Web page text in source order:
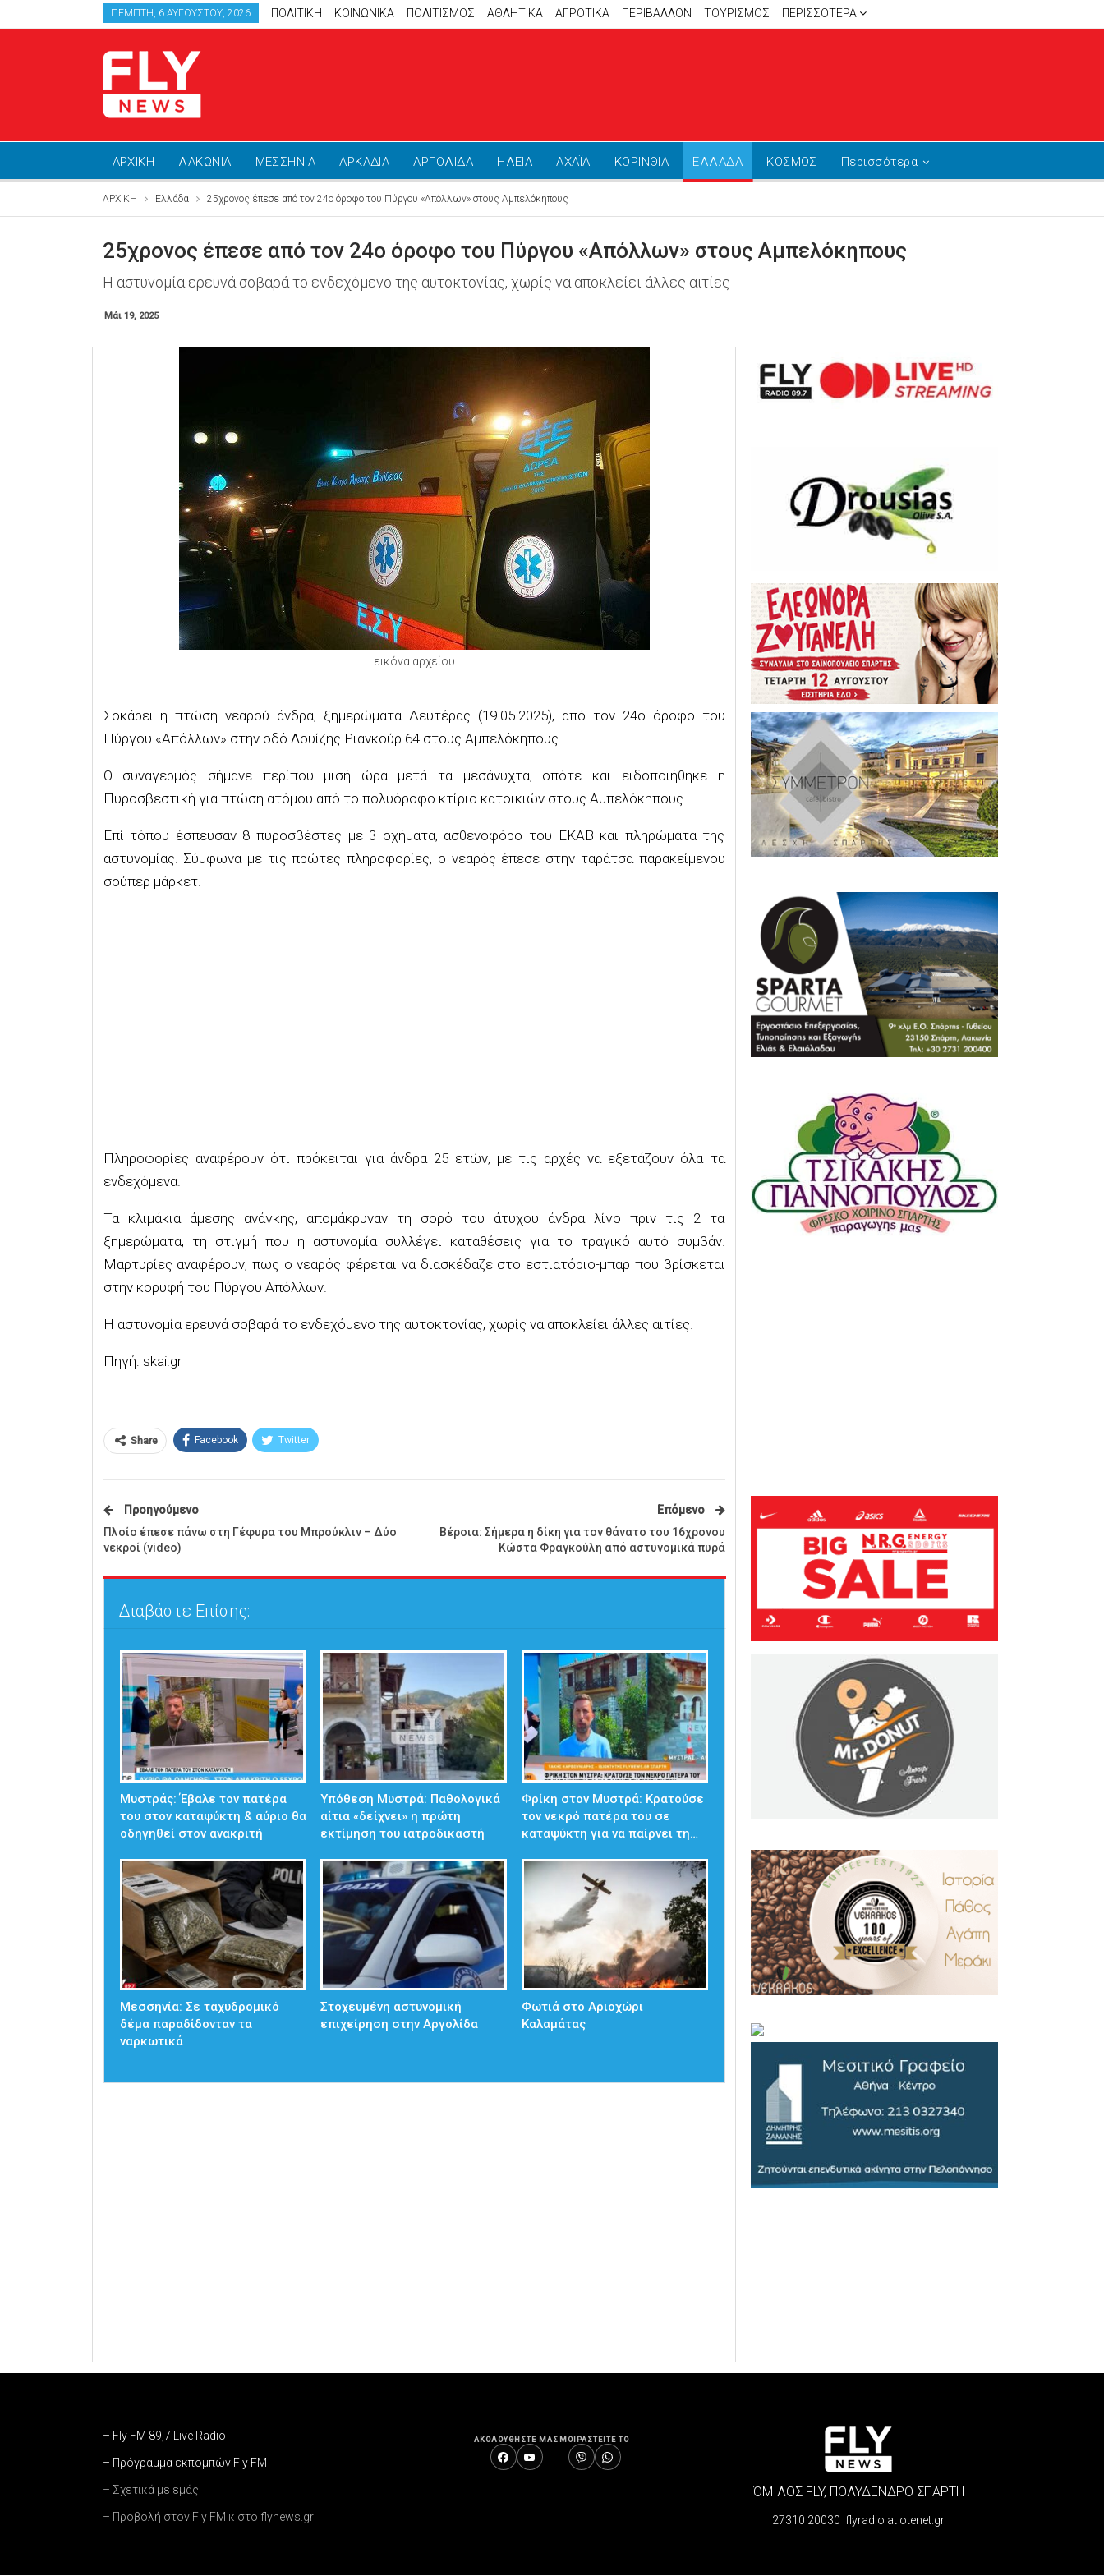
ΠΈΜΠΤΗ, 6 ΑΥΓΟΎΣΤΟΥ, 2026 ΠΟΛΙΤΙΚΗ ΚΟΙΝΩΝΙΚΑ ΠΟΛΙΤΙΣΜΟΣ ΑΘΛΗΤΙΚΆ ΑΓΡΟΤΙΚΑ ΠΕΡΙΒΑΛΛΟΝ ΤΟΥΡΙΣΜΟΣ ΠΕΡΙΣΣΌΤΕΡΑ
ΑΡΧΙΚΗ ΛΑΚΩΝΙΑ ΜΕΣΣΗΝΙΑ ΑΡΚΑΔΙΑ ΑΡΓΟΛΙΔΑ ΗΛΕΙΑ ΑΧΑΪΑ ΚΟΡΙΝΘΙΑ ΕΛΛΑΔΑ ΚΟΣΜΟΣ Περισσότερα
ΑΡΧΙΚΗ Ελλάδα 25χρονος έπεσε από τον 24ο όροφο του Πύργου «Απόλλων» στους Αμπελόκηπους
25χρονος έπεσε από τον 24ο όροφο του Πύργου «Απόλλων» στους Αμπελόκηπους
Η αστυνομία ερευνά σοβαρά το ενδεχόμενο της αυτοκτονίας, χωρίς να αποκλείει άλλες αιτίες
Μάι 19, 2025
εικόνα αρχείου
Σοκάρει η πτώση νεαρού άνδρα, ξημερώματα Δευτέρας (19.05.2025), από τον 24ο όροφο του
Πύργου «Απόλλων» στην οδό Λουίζης Ριανκούρ 64 στους Αμπελόκηπους.
Ο συναγερμός σήμανε περίπου μισή ώρα μετά τα μεσάνυχτα, οπότε και ειδοποιήθηκε η
Πυροσβεστική για πτώση ατόμου από το πολυόροφο κτίριο κατοικιών στους Αμπελόκηπους.
Επί τόπου έσπευσαν 8 πυροσβέστες με 3 οχήματα, ασθενοφόρο του ΕΚΑΒ και πληρώματα της
αστυνομίας. Σύμφωνα με τις πρώτες πληροφορίες, ο νεαρός έπεσε στην ταράτσα παρακείμενου
σούπερ μάρκετ.
Πληροφορίες αναφέρουν ότι πρόκειται για άνδρα 25 ετών, με τις αρχές να εξετάζουν όλα τα
ενδεχόμενα.
Τα κλιμάκια άμεσης ανάγκης, απομάκρυναν τη σορό του άτυχου άνδρα λίγο πριν τις 2 τα
ξημερώματα, τη στιγμή που η αστυνομία συλλέγει καταθέσεις για το τραγικό αυτό συμβάν.
Μαρτυρίες αναφέρουν, πως ο νεαρός φέρεται να διασκέδαζε στο εστιατόριο-μπαρ που βρίσκεται
στην κορυφή του Πύργου Απόλλων.
Η αστυνομία ερευνά σοβαρά το ενδεχόμενο της αυτοκτονίας, χωρίς να αποκλείει άλλες αιτίες.
Πηγή: skai.gr
Share Facebook Twitter
Προηγούμενο
Πλοίο έπεσε πάνω στη Γέφυρα του Μπρούκλιν – Δύο
νεκροί (video)
Επόμενο
Βέροια: Σήμερα η δίκη για τον θάνατο του 16χρονου
Κώστα Φραγκούλη από αστυνομικά πυρά
Διαβάστε Επίσης:
Μυστράς: Έβαλε τον πατέρα
του στον καταψύκτη & αύριο θα
οδηγηθεί στον ανακριτή
Υπόθεση Μυστρά: Παθολογικά
αίτια «δείχνει» η πρώτη
εκτίμηση του ιατροδικαστή
Φρίκη στον Μυστρά: Κρατούσε
τον νεκρό πατέρα του σε
καταψύκτη για να παίρνει τη…
Μεσσηνία: Σε ταχυδρομικό
δέμα παραδίδονταν τα
ναρκωτικά
Στοχευμένη αστυνομική
επιχείρηση στην Αργολίδα
Φωτιά στο Αριοχώρι
Καλαμάτας
– Fly FM 89,7 Live Radio
– Πρόγραμμα εκπομπών Fly FM
– Σχετικά με εμάς
– Προβολή στον Fly FM κ στο flynews.gr
ΑΚΟΛΟΥΘΗΣΤΕ ΜΑΣ ΜΟΙΡΑΣΤΕΙΤΕ ΤΟ
ΌΜΙΛΟΣ FLY, ΠΟΛΥΔΕΝΔΡΟ ΣΠΑΡΤΗ
27310 20030 flyradio at otenet.gr